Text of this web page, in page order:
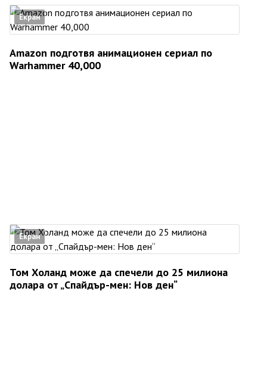
Екран
Amazon подготвя анимационен сериал по
Warhammer 40,000
Екран
Том Холанд може да спечели до 25 милиона
долара от „Спайдър-мен: Нов ден“